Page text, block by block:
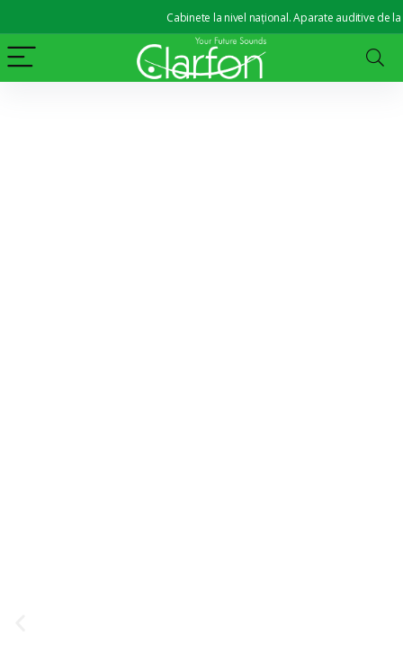
Cabinete la nivel național. Aparate auditive de la 2,300 lei.